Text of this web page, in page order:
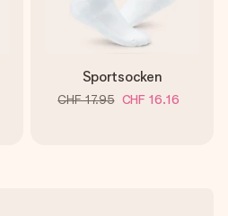
Sportsocken
CHF 17.95 CHF 16.16